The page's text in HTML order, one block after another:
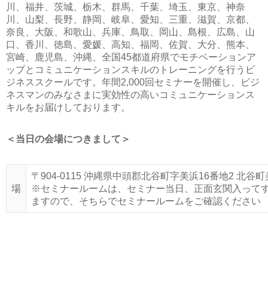
川、福井、茨城、栃木、群馬、千葉、埼玉、東京、神奈
川、山梨、長野、静岡、岐阜、愛知、三重、滋賀、京都、
奈良、大阪、和歌山、兵庫、鳥取、岡山、島根、広島、山
口、香川、徳島、愛媛、高知、福岡、佐賀、大分、熊本、
宮崎、鹿児島、沖縄、全国45都道府県でモチベーションア
ップとコミュニケーションスキルのトレーニングを行うビ
ジネススクールです。年間2,000回セミナーを開催し、ビジ
ネスマンのみなさまに実効性の高いコミュニケーションス
キルをお届けしております。
＜当日の会場につきまして＞
場
〒904-0115 沖縄県中頭郡北谷町字美浜16番地2 北谷
※セミナールームは、セミナー当日、正面玄関入って
ますので、そちらでセミナールームをご確認ください